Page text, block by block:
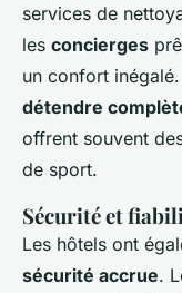
services de
les concierges
un confort
détendre
offrent souvent
de sport.
Sécurité et
Les hôtels ont
sécurité accrue.